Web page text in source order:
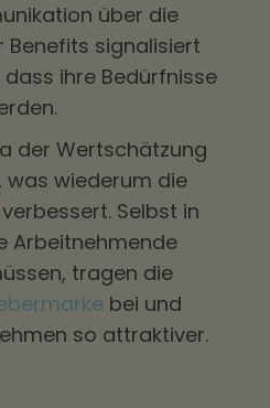
über die
signalisiert
ihre Bedürfnisse
der Wertschätzung
was wiederum die
verbessert. Selbst in
Arbeitnehmende
tragen die
bei und
so attraktiver.